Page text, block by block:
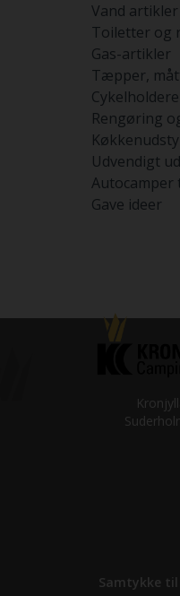
Vand artikler
Toiletter og
Gas-artikler
Tæpper,
Rengøring
Udvendigt
Autocamper
Gave ideer
Samtykke